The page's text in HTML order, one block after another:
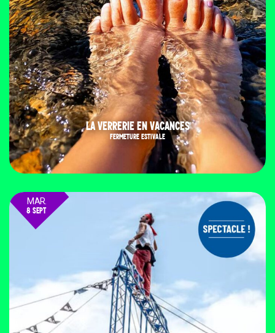
LA VERRERIE EN VACANCES
FERMETURE ESTIVALE
MAR.
8 SEPT